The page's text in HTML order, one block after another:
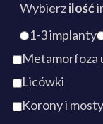
Wybierzilość
1-3 implanty
Metamorfoza
Licówki
Korony i mosty